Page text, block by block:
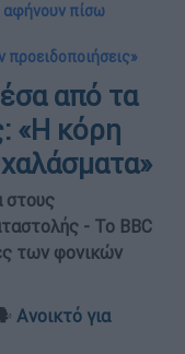
αφήνουν πίσω
προειδοποιήσεις»
από τα
«Η κόρη
στους
- Το BBC
των φονικών
Ανοικτό για